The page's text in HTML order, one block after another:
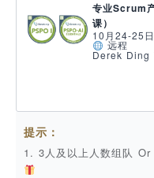
专业Scrum
课）
10月24-25日
远程
Derek Ding
提示：
1. 3人及以上人数组队